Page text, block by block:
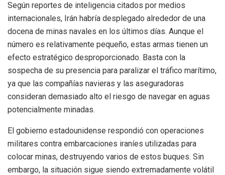
Según reportes de inteligencia citados por medios
internacionales, Irán habría desplegado alrededor de una
docena de minas navales en los últimos días. Aunque el
número es relativamente pequeño, estas armas tienen un
efecto estratégico desproporcionado. Basta con la
sospecha de su presencia para paralizar el tráfico marítimo,
ya que las compañías navieras y las aseguradoras
consideran demasiado alto el riesgo de navegar en aguas
potencialmente minadas.
El gobierno estadounidense respondió con operaciones
militares contra embarcaciones iraníes utilizadas para
colocar minas, destruyendo varios de estos buques. Sin
embargo, la situación sigue siendo extremadamente volátil